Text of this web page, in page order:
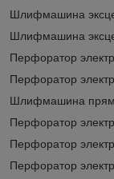
Шлифмашина
Шлифмашина
Перфоратор
Перфоратор
Шлифмашина
Перфоратор
Перфоратор
Перфоратор